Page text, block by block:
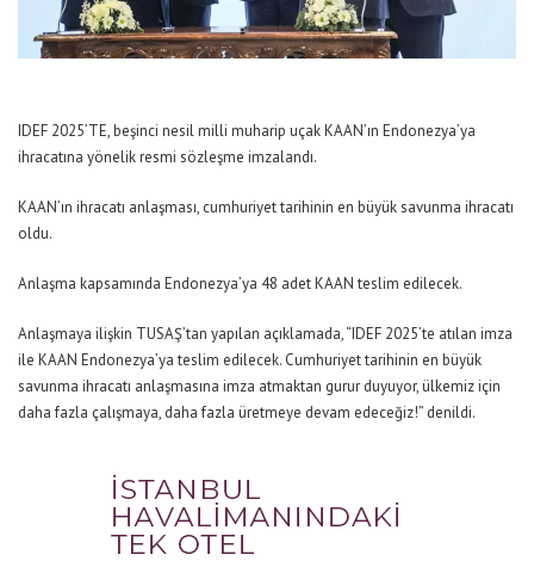
IDEF 2025’TE, beşinci nesil milli muharip uçak KAAN’ın Endonezya’ya
ihracatına yönelik resmi sözleşme imzalandı.
KAAN’ın ihracatı anlaşması, cumhuriyet tarihinin en büyük savunma ihracatı
oldu.
Anlaşma kapsamında Endonezya’ya 48 adet KAAN teslim edilecek.
Anlaşmaya ilişkin TUSAŞ’tan yapılan açıklamada, “IDEF 2025’te atılan imza
ile KAAN Endonezya’ya teslim edilecek. Cumhuriyet tarihinin en büyük
savunma ihracatı anlaşmasına imza atmaktan gurur duyuyor, ülkemiz için
daha fazla çalışmaya, daha fazla üretmeye devam edeceğiz!” denildi.